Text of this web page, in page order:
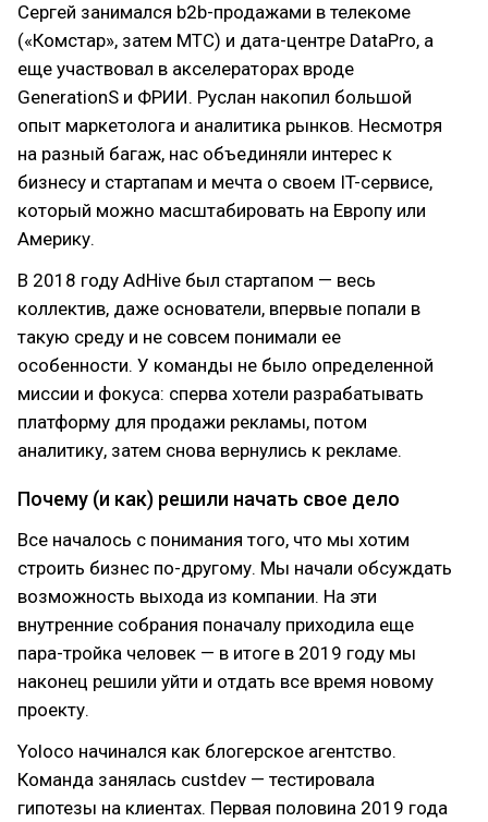
Сергей занимался b2b-продажами в телекоме
(«Комстар», затем МТС) и дата-центре DataPro, а
еще участвовал в акселераторах вроде
GenerationS и ФРИИ. Руслан накопил большой
опыт маркетолога и аналитика рынков. Несмотря
на разный багаж, нас объединяли интерес к
бизнесу и стартапам и мечта о своем IT-сервисе,
который можно масштабировать на Европу или
Америку.
В 2018 году AdHive был стартапом — весь
коллектив, даже основатели, впервые попали в
такую среду и не совсем понимали ее
особенности. У команды не было определенной
миссии и фокуса: сперва хотели разрабатывать
платформу для продажи рекламы, потом
аналитику, затем снова вернулись к рекламе.
Почему (и как) решили начать свое дело
Все началось с понимания того, что мы хотим
строить бизнес по-другому. Мы начали обсуждать
возможность выхода из компании. На эти
внутренние собрания поначалу приходила еще
пара-тройка человек — в итоге в 2019 году мы
наконец решили уйти и отдать все время новому
проекту.
Yoloco начинался как блогерское агентство.
Команда занялась custdev — тестировала
гипотезы на клиентах. Первая половина 2019 года